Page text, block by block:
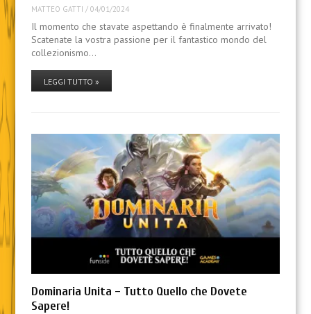
MATTEO GATTI / 04/01/2024
Il momento che stavate aspettando è finalmente arrivato!
Scatenate la vostra passione per il fantastico mondo del
collezionismo…
LEGGI TUTTO »
Dominaria Unita – Tutto Quello che Dovete
Sapere!